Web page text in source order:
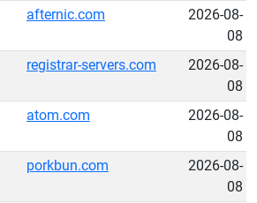
afternic.com
2026-08-
08
registrar-servers.com
2026-08-
08
atom.com
2026-08-
08
porkbun.com
2026-08-
08